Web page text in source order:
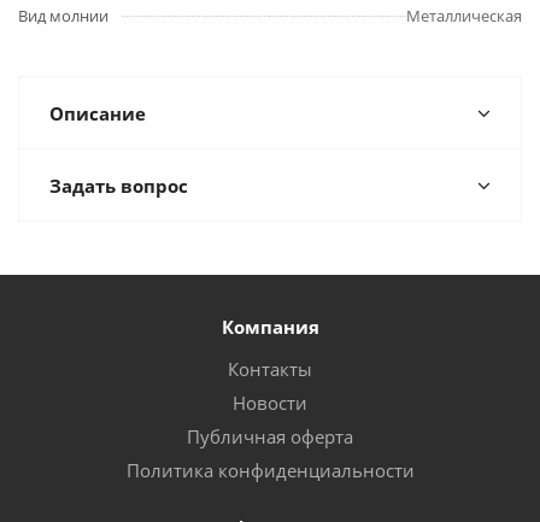
Вид молнии
Металлическая
Описание
Задать вопрос
Компания
Контакты
Новости
Публичная оферта
Политика конфиденциальности